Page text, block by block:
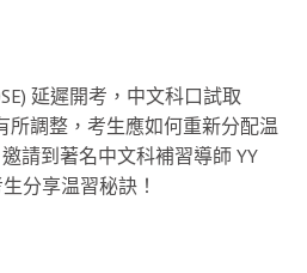
延遲開考，中文科口試取
所調整，考生應如何重新分配温
請到著名中文科補習導師 YY
分享温習秘訣！